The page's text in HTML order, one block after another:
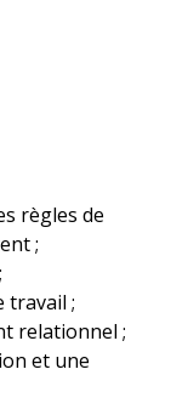
règles de
;
travail ;
relationnel ;
et une